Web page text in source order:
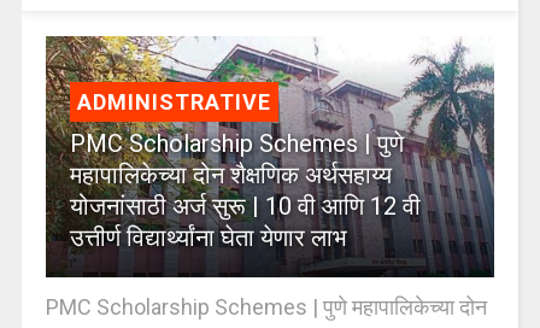
ADMINISTRATIVE
PMC Scholarship Schemes | पुणे
महापालिकेच्या दोन शैक्षणिक अर्थसहाय्य
योजनांसाठी अर्ज सुरू | 10 वी आणि 12 वी
उत्तीर्ण विद्यार्थ्यांना घेता येणार लाभ
PMC Scholarship Schemes | पुणे महापालिकेच्या दोन